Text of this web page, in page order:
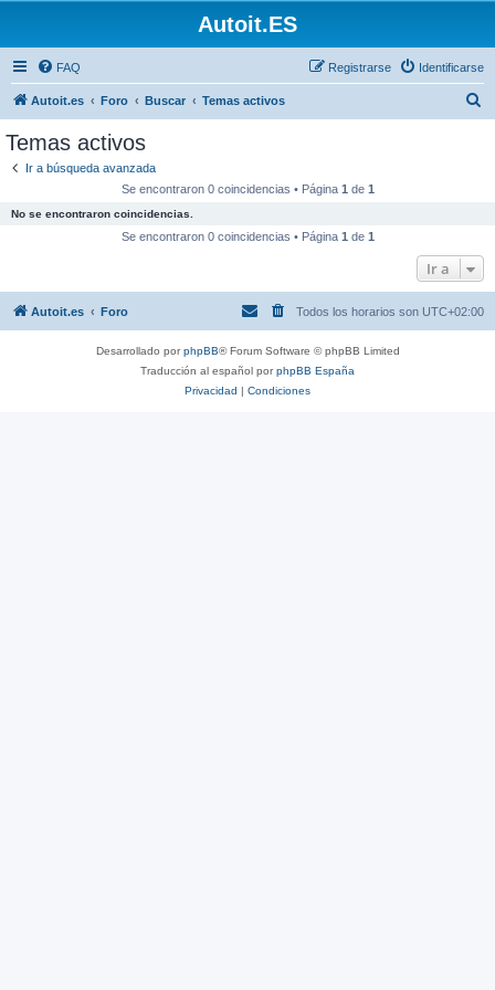
Autoit.ES
FAQ Identificarse
Registrarse
Autoit.es Foro Buscar Temas activos
Temas activos
Ir a búsqueda avanzada
Se encontraron 0 coincidencias • Página 1 de 1
No se encontraron coincidencias.
Se encontraron 0 coincidencias • Página 1 de 1
Ir a
Autoit.es Foro Todos los horarios son UTC+02:00
Desarrollado porphpBB® Forum Software © phpBB Limited
Traducción al español porphpBB España
Privacidad | Condiciones